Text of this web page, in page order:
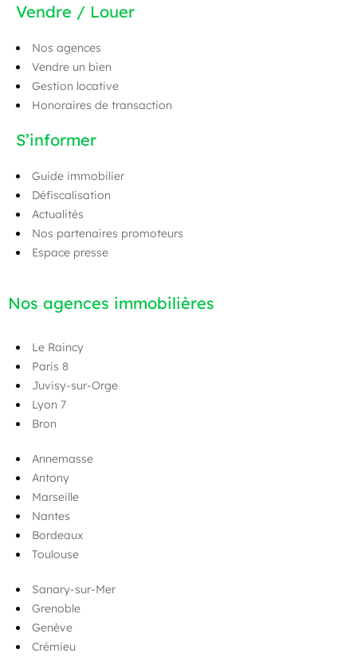
Vendre / Louer
Nos agences
Vendre un bien
Gestion locative
Honoraires de transaction
S’informer
Guide immobilier
Défiscalisation
Actualités
Nos partenaires promoteurs
Espace presse
Nos agences immobilières
Le Raincy
Paris 8
Juvisy-sur-Orge
Lyon 7
Bron
Annemasse
Antony
Marseille
Nantes
Bordeaux
Toulouse
Sanary-sur-Mer
Grenoble
Genève
Crémieu